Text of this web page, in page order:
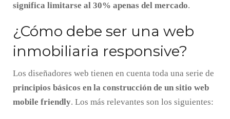
significa limitarse al 30% apenas del mercado.
¿Cómo debe ser una web
inmobiliaria responsive?
Los diseñadores web tienen en cuenta toda una serie de
principios básicos en la construcción de un sitio web
mobile friendly. Los más relevantes son los siguientes: